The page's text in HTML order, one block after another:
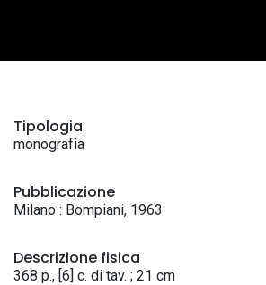
Tipologia
monografia
Pubblicazione
Milano : Bompiani, 1963
Descrizione fisica
368 p., [6] c. di tav. ; 21 cm